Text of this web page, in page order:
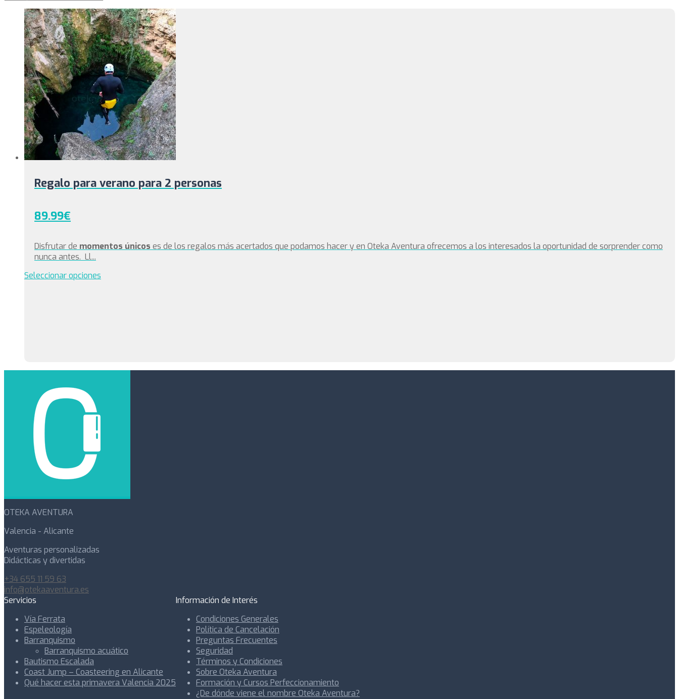
Regalo para verano para 2 personas
89.99€
Disfrutar de momentos únicos es de los regalos más acertados que podamos hacer y en Oteka Aventura ofrecemos a los interesados la oportunidad de sorprender como
nunca antes. Ll...
Seleccionar opciones
OTEKA AVENTURA
Valencia - Alicante
Aventuras personalizadas
Didácticas y divertidas
+34 655 11 59 63
info@otekaaventura.es
Servicios
Vía Ferrata
Espeleología
Barranquismo
Barranquismo acuático
Bautismo Escalada
Coast Jump – Coasteering en Alicante
Qué hacer esta primavera Valencia 2025
Información de Interés
Condiciones Generales
Política de Cancelación
Preguntas Frecuentes
Seguridad
Términos y Condiciones
Sobre Oteka Aventura
Formación y Cursos Perfeccionamiento
¿De dónde viene el nombre Oteka Aventura?